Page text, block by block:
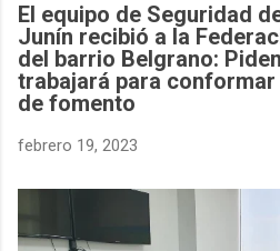
El equipo de Seguridad
Junín recibió a la
del barrio Belgrano:
trabajará para
de fomento
febrero 19, 2023